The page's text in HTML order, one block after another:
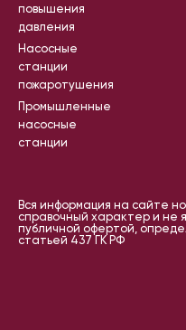
повышения
давления
Насосные
станции
пожаротушения
Промышленные
насосные
станции
Вся информация на сайте
справочный характер и не
публичной офертой,
статьей 437 ГК РФ